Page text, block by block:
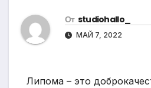
От studiohallo_
МАЙ 7, 2022
Липома – это